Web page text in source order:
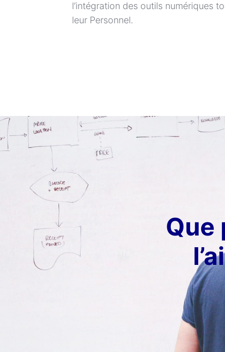
l’intégration des outils numériques
leur Personnel.
Que